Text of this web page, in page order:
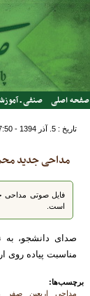
صفحه اصلی
صنفی ـ
تاریخ : 5. آذر 1394 - 7:50
مداحی جدید
فایل صوتی مداحی
است.
صدای دانشجو، به
مناسبت پیاده روی
برچسب‌ها:
مداحی
اربعین صفر